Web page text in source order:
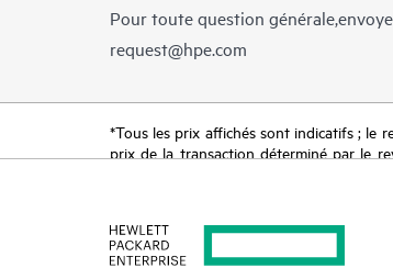
Pour toute question
request@hpe.com
*Tous les prix affichés sont indicatifs ; le
prix de la transaction déterminé par le
produit, la disponibilité restreinte d’un